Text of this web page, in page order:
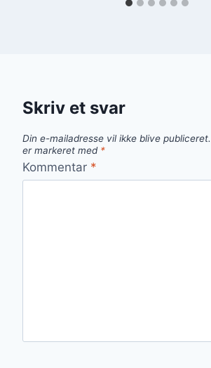
Skriv et svar
Din e-mailadresse vil ikke blive publiceret.
er markeret med *
Kommentar *